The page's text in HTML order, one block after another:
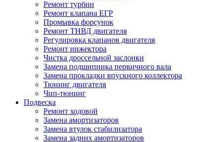
Ремонт турбин
Ремонт клапана ЕГР
Промывка форсунок
Ремонт ТНВД двигателя
Регулировка клапанов двигателя
Ремонт инжектора
Чистка дроссельной заслонки
Замена подшипника первичного вала
Замена прокладки впускного коллектора
Тюнинг двигателя
Чип-тюнинг
Подвеска
Ремонт ходовой
Замена амортизаторов
Замена втулок стабилизатора
Замена задних амортизаторов